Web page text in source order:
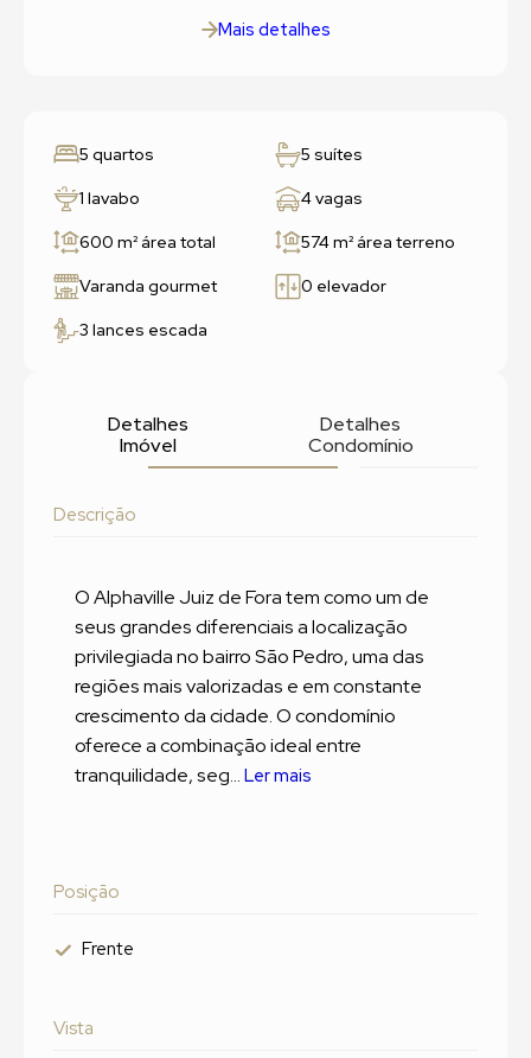
Mais detalhes
5 quartos 5 suítes
1 lavabo 4 vagas
600 m²área total 574 m²área terreno
Varanda gourmet 0 elevador
3 lances escada
Detalhes
Imóvel
Detalhes
Condomínio
Descrição
O Alphaville Juiz de Fora tem como um de
seus grandes diferenciais a localização
privilegiada no bairro São Pedro, uma das
regiões mais valorizadas e em constante
crescimento da cidade. O condomínio
oferece a combinação ideal entre
tranquilidade, seg... Ler mais
Posição
Frente
Vista